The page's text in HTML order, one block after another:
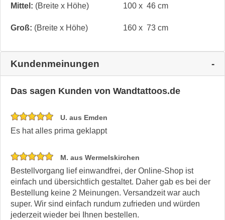
Mittel: (Breite x Höhe) 100 x 46 cm
Groß: (Breite x Höhe) 160 x 73 cm
Kundenmeinungen
Das sagen Kunden von Wandtattoos.de
U. aus Emden
Es hat alles prima geklappt
M. aus Wermelskirchen
Bestellvorgang lief einwandfrei, der Online-Shop ist
einfach und übersichtlich gestaltet. Daher gab es bei der
Bestellung keine 2 Meinungen. Versandzeit war auch
super. Wir sind einfach rundum zufrieden und würden
jederzeit wieder bei Ihnen bestellen.